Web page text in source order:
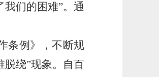
们的困难”。通
条例》，不断规
绕”现象。自百